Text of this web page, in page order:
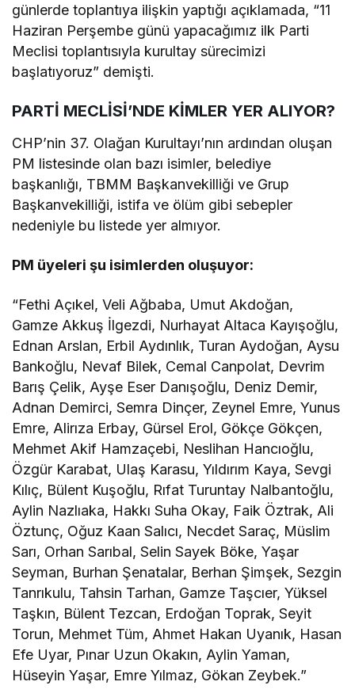
günlerde toplantıya ilişkin yaptığı açıklamada, “11
Haziran Perşembe günü yapacağımız ilk Parti
Meclisi toplantısıyla kurultay sürecimizi
başlatıyoruz” demişti.
PARTİ MECLİSİ’NDE KİMLER YER ALIYOR?
CHP’nin 37. Olağan Kurultayı’nın ardından oluşan
PM listesinde olan bazı isimler, belediye
başkanlığı, TBMM Başkanvekilliği ve Grup
Başkanvekilliği, istifa ve ölüm gibi sebepler
nedeniyle bu listede yer almıyor.
PM üyeleri şu isimlerden oluşuyor:
“Fethi Açıkel, Veli Ağbaba, Umut Akdoğan,
Gamze Akkuş İlgezdi, Nurhayat Altaca Kayışoğlu,
Ednan Arslan, Erbil Aydınlık, Turan Aydoğan, Aysu
Bankoğlu, Nevaf Bilek, Cemal Canpolat, Devrim
Barış Çelik, Ayşe Eser Danışoğlu, Deniz Demir,
Adnan Demirci, Semra Dinçer, Zeynel Emre, Yunus
Emre, Alirıza Erbay, Gürsel Erol, Gökçe Gökçen,
Mehmet Akif Hamzaçebi, Neslihan Hancıoğlu,
Özgür Karabat, Ulaş Karasu, Yıldırım Kaya, Sevgi
Kılıç, Bülent Kuşoğlu, Rıfat Turuntay Nalbantoğlu,
Aylin Nazlıaka, Hakkı Suha Okay, Faik Öztrak, Ali
Öztunç, Oğuz Kaan Salıcı, Necdet Saraç, Müslim
Sarı, Orhan Sarıbal, Selin Sayek Böke, Yaşar
Seyman, Burhan Şenatalar, Berhan Şimşek, Sezgin
Tanrıkulu, Tahsin Tarhan, Gamze Taşcıer, Yüksel
Taşkın, Bülent Tezcan, Erdoğan Toprak, Seyit
Torun, Mehmet Tüm, Ahmet Hakan Uyanık, Hasan
Efe Uyar, Pınar Uzun Okakın, Aylin Yaman,
Hüseyin Yaşar, Emre Yılmaz, Gökan Zeybek.”